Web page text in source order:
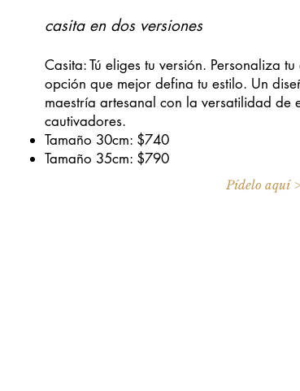
casita en dos versiones
Casita: Tú eliges tu versión. Personaliza
opción que mejor defina tu estilo. Un
maestría artesanal con la versatilidad de
cautivadores.
Tamaño 30cm: $740
Tamaño 35cm: $790
Pídelo aquí